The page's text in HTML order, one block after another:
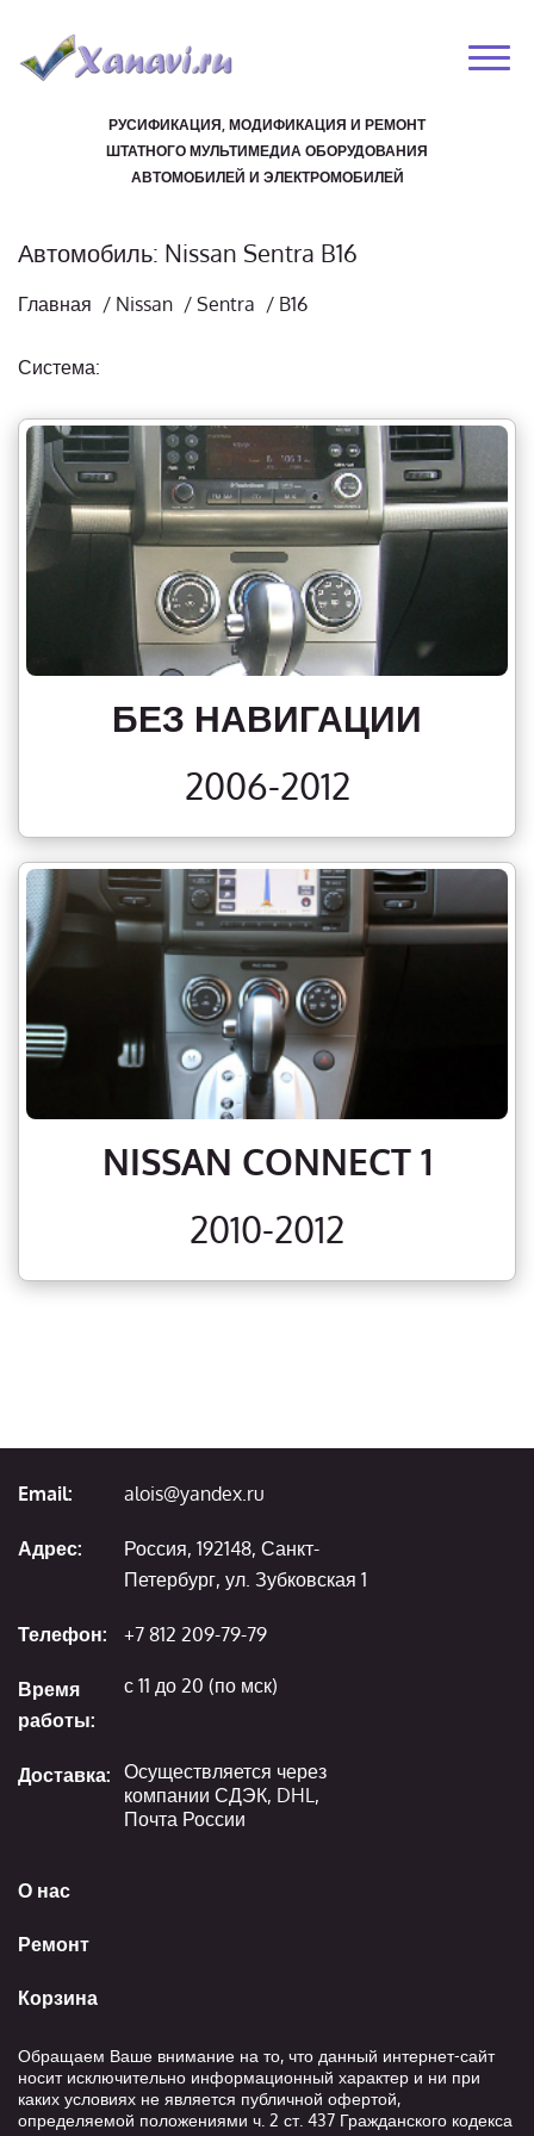
РУСИФИКАЦИЯ, МОДИФИКАЦИЯ И РЕМОНТ
ШТАТНОГО МУЛЬТИМЕДИА ОБОРУДОВАНИЯ
АВТОМОБИЛЕЙ И ЭЛЕКТРОМОБИЛЕЙ
Автомобиль: Nissan Sentra B16
Главная / Nissan / Sentra / B16
Система:
БЕЗ НАВИГАЦИИ
2006-2012
NISSAN CONNECT 1
2010-2012
О нас
Ремонт
Корзина
Email: alois@yandex.ru
Адрес:
Россия, 192148, Санкт-
Петербург, ул. Зубковская 1
Телефон: +7 812 209-79-79
Время
работы:
с 11 до 20 (по мск)
Доставка: Осуществляется через
компании СДЭК, DHL,
Почта России
Обращаем Ваше внимание на то, что данный интернет-сайт
носит исключительно информационный характер и ни при
каких условиях не является публичной офертой,
определяемой положениями ч. 2 ст. 437 Гражданского кодекса